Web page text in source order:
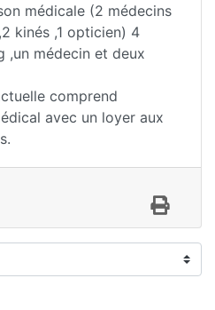
médicale (2 médecins
kinés ,1 opticien) 4
,un médecin et deux
comprend
avec un loyer aux